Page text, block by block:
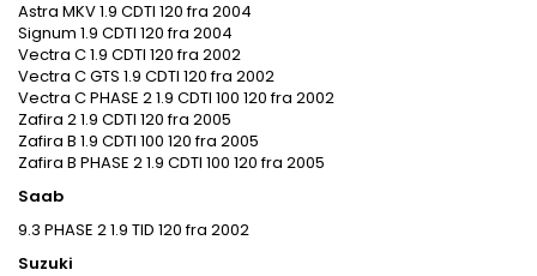
Astra MKV 1.9 CDTI 120 fra 2004
Signum 1.9 CDTI 120 fra 2004
Vectra C 1.9 CDTI 120 fra 2002
Vectra C GTS 1.9 CDTI 120 fra 2002
Vectra C PHASE 2 1.9 CDTI 100 120 fra 2002
Zafira 2 1.9 CDTI 120 fra 2005
Zafira B 1.9 CDTI 100 120 fra 2005
Zafira B PHASE 2 1.9 CDTI 100 120 fra 2005
Saab
9.3 PHASE 2 1.9 TID 120 fra 2002
Suzuki